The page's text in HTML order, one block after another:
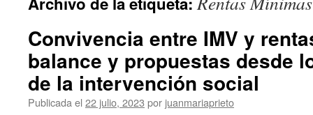
Convivencia entre IMV y
balance y propuestas desde
de la intervención social
Publicada el 22 julio, 2023 por juanmariaprieto